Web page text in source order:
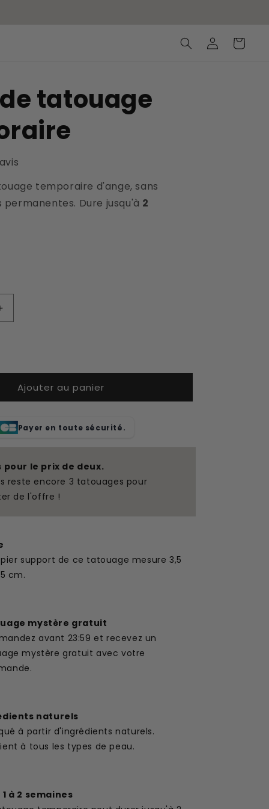
ConnexionPanier
tatouage
temporaire d'ange, sans
permanentes. Dure jusqu'à 2
Augmenter
tatouage
Ajouter au panier
Payer en toute sécurité.
pour le prix de deux.
reste encore 3 tatouages pour
de l'offre !
support de ce tatouage mesure 3,5
cm.
mystère gratuit
avant 23:59 et recevez un
mystère gratuit avec votre
naturels
à partir d'ingrédients naturels.
à tous les types de peau.
1 à 2 semaines